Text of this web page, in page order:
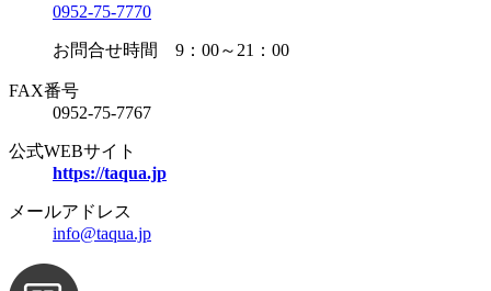
0952-75-7770
お問合せ時間 9：00～21：00
FAX番号
0952-75-7767
公式WEBサイト
https://taqua.jp
メールアドレス
info@taqua.jp